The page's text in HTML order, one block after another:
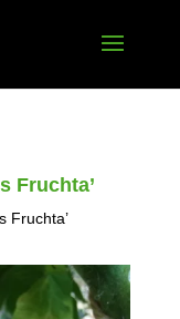
Fruchta’
Fruchta’